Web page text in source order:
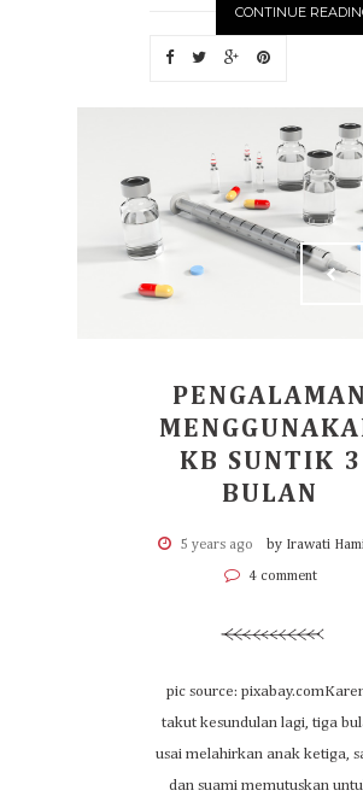
CONTINUE
PENGALAMAN
KB SUNTIK 3
BULAN
5 years ago by Irawati
4 comment
pic source:
takut kesundulan lagi, tiga
usai melahirkan anak ketiga,
dan suami memutuskan